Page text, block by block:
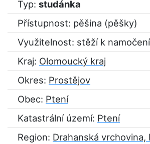
Typ: studánka
Přístupnost: pěšina (pěšky)
Využitelnost: stěží k
Kraj: Olomoucký kraj
Okres: Prostějov
Obec: Ptení
Katastrální území: Ptení
Region: Drahanská vrchovina,